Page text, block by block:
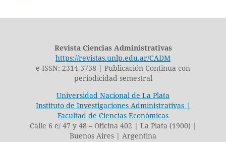
Revista Ciencias Administrativas
https://revistas.unlp.edu.ar/CADM
e-ISSN: 2314-3738 | Publicación Continua con
periodicidad semestral
Universidad Nacional de La Plata
Instituto de Investigaciones Administrativas |
Facultad de Ciencias Económicas
Calle 6 e/ 47 y 48 – Oficina 402 | La Plata (1900) |
Buenos Aires | Argentina